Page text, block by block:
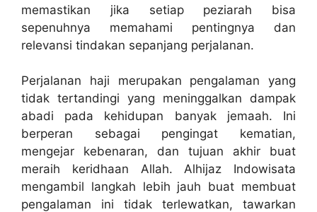
memastikan jika setiap peziarah bisa
sepenuhnya memahami pentingnya dan
relevansi tindakan sepanjang perjalanan.
Perjalanan haji merupakan pengalaman yang
tidak tertandingi yang meninggalkan dampak
abadi pada kehidupan banyak jemaah. Ini
berperan sebagai pengingat kematian,
mengejar kebenaran, dan tujuan akhir buat
meraih keridhaan Allah. Alhijaz Indowisata
mengambil langkah lebih jauh buat membuat
pengalaman ini tidak terlewatkan, tawarkan